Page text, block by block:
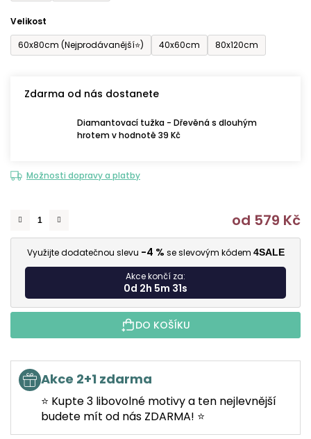
Velikost
60x80cm (Nejprodávanější⭐)
40x60cm 80x120cm
Zdarma od nás dostanete
Diamantovací tužka - Dřevěná s dlouhým
hrotem v hodnotě 39 Kč
Možnosti dopravy a platby
od 579 Kč
Využijte dodatečnou slevu -4 % se slevovým kódem 4SALE
Akce končí za:
0d 2h 5m 29s
DO KOŠÍKU
Akce 2+1 zdarma
⭐ Kupte 3 libovolné motivy a ten nejlevnější
budete mít od nás ZDARMA! ⭐